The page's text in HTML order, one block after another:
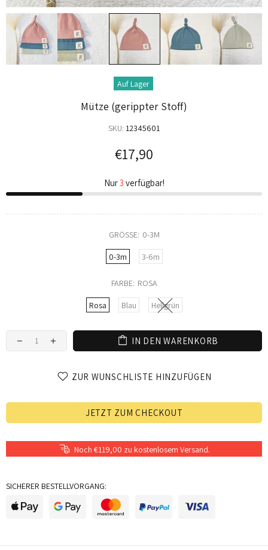
Auf Lager
Mütze (gerippter Stoff)
SKU: 12345601
€17,90
Nur3 verfügbar!
GRÖSSE: 0-3M
0-3m 3-6m
FARBE: ROSA
Rosa Blau Hellgrün
IN DEN WARENKORB
ZUR WUNSCHLISTE HINZUFÜGEN
JETZT ZUM CHECKOUT
Noch €119,00 zu kostenlosem Versand.
SICHERER BESTELLVORGANG: